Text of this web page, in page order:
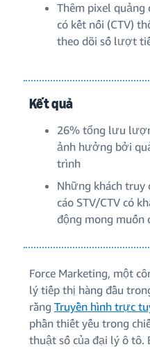
Thêm pixel quảng
có kết nối (CTV)
theo dõi số lượt
Kết quả
26% tổng lưu
ảnh hưởng bởi
trình
Những khách truy
cáo STV/CTV có
động mong muốn
Force Marketing, một
lý tiếp thị hàng đầu
rằng Truyền hình trực
phần thiết yếu trong
thuật số của đại lý ô tô.